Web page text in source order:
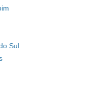
Sul